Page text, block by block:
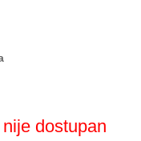
dostupan